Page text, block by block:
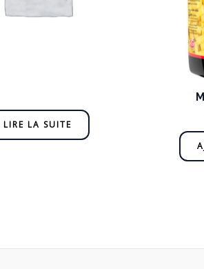
LIRE LA SUITE